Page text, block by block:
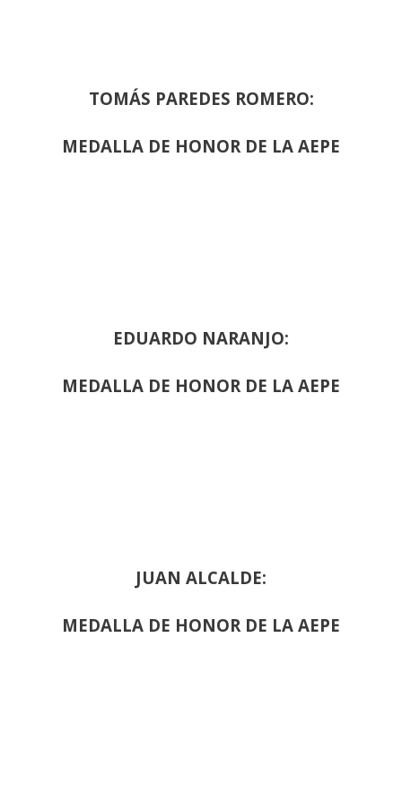
TOMÁS PAREDES ROMERO:
MEDALLA DE HONOR DE LA AEPE
EDUARDO NARANJO:
MEDALLA DE HONOR DE LA AEPE
JUAN ALCALDE:
MEDALLA DE HONOR DE LA AEPE